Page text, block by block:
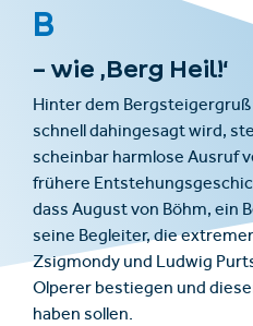
B
– wie ‚Berg Heil!‘
Hinter dem Bergsteigergruß
schnell dahingesagt wird,
scheinbar harmlose Ausruf
frühere
dass August von Böhm, ein
seine Begleiter, die
Zsigmondy und Ludwig
Olperer bestiegen und
haben sollen.